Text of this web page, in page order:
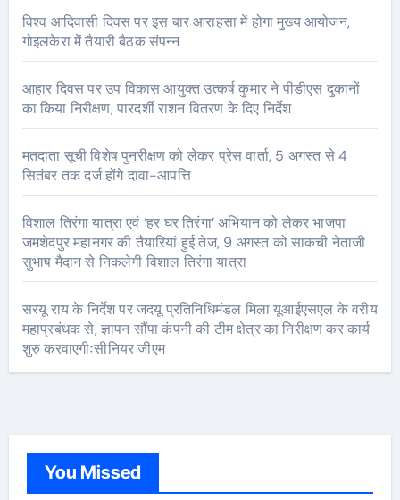
विश्व आदिवासी दिवस पर इस बार आराहसा में होगा मुख्य आयोजन,
गोइलकेरा में तैयारी बैठक संपन्न
आहार दिवस पर उप विकास आयुक्त उत्कर्ष कुमार ने पीडीएस दुकानों
का किया निरीक्षण, पारदर्शी राशन वितरण के दिए निर्देश
मतदाता सूची विशेष पुनरीक्षण को लेकर प्रेस वार्ता, 5 अगस्त से 4
सितंबर तक दर्ज होंगे दावा-आपत्ति
विशाल तिरंगा यात्रा एवं ‘हर घर तिरंगा’ अभियान को लेकर भाजपा
जमशेदपुर महानगर की तैयारियां हुई तेज, 9 अगस्त को साकची नेताजी
सुभाष मैदान से निकलेगी विशाल तिरंगा यात्रा
सरयू राय के निर्देश पर जदयू प्रतिनिधिमंडल मिला यूआईएसएल के वरीय
महाप्रबंधक से, ज्ञापन सौंपा कंपनी की टीम क्षेत्र का निरीक्षण कर कार्य
शुरु करवाएगीःसीनियर जीएम
You Missed